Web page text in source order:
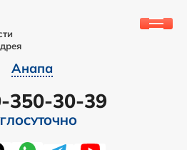
Анапа
350-30-39